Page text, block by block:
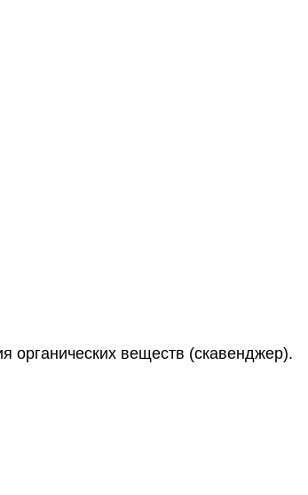
органических веществ (скавенджер).